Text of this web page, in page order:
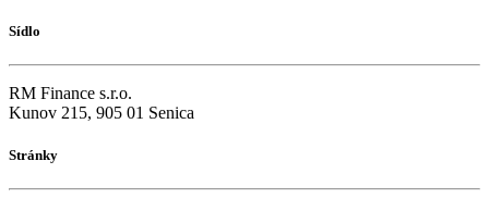
Sídlo
RM Finance s.r.o.
Kunov 215, 905 01 Senica
Stránky